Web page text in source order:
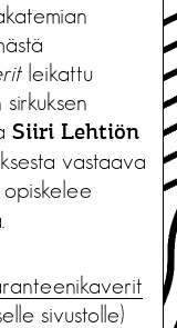
leikattu
Siiri Lehtiön
vastaava
sivustolle)